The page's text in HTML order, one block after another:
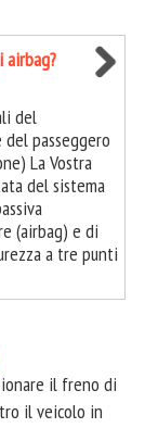
airbag?
del
passeggero
La Vostra
del sistema
(airbag) e di
a tre punti
il freno di
il veicolo in